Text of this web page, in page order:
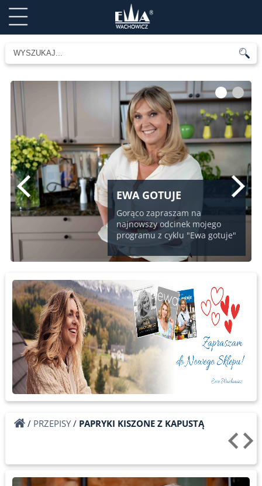
EWA GOTUJE
Gorąco zapraszam na
najnowszy odcinek mojego
programu z cyklu "Ewa gotuje"
1 2
/ PRZEPISY/ PAPRYKI KISZONE Z KAPUSTĄ